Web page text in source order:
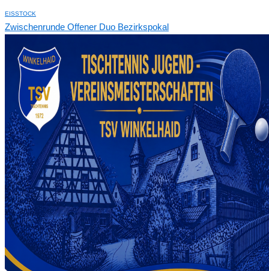
EISSTOCK
Zwischenrunde Offener Duo Bezirkspokal